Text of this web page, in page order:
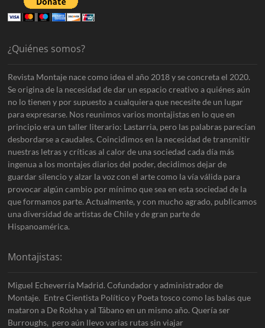
¿Quiénes somos?
Revista Montaje nace como idea el año 2018 y se concreta el 2020.
Se origina de la necesidad de dar un espacio creativo a quiénes aún
no lo tienen y por supuesto a cualquiera que necesite de un lugar
para expresarse. Nos reunimos varios montajistas en lo que en
principio era un taller literario: Lastarria, pero las palabras parecían
desbordarse a caudales. Coincidimos en la necesidad de transmitir
nuestras letras y críticas al calor de una sociedad cada día más
ingenua a los montajes diarios del poder, decidimos dejar de
guardar silencio y alzar la voz con el arte como la vía válida para
provocar algún cambio por mínimo que sea en esta sociedad de la
que formamos parte. Actualmente, y con mucho agrado, publicamos
una diversidad de artistas de Chile y de gran parte de
Hispanoamérica.
Montajistas:
Miguel Echeverría Madrid. Cofundador y administrador de
Montaje. Entre Cientista Político y Poeta tosco como las balas que
mataron a De Rokha y al Tábano en un mismo año. Quería ser
Burroughs, pero aún llevo varias rutas sin viajar